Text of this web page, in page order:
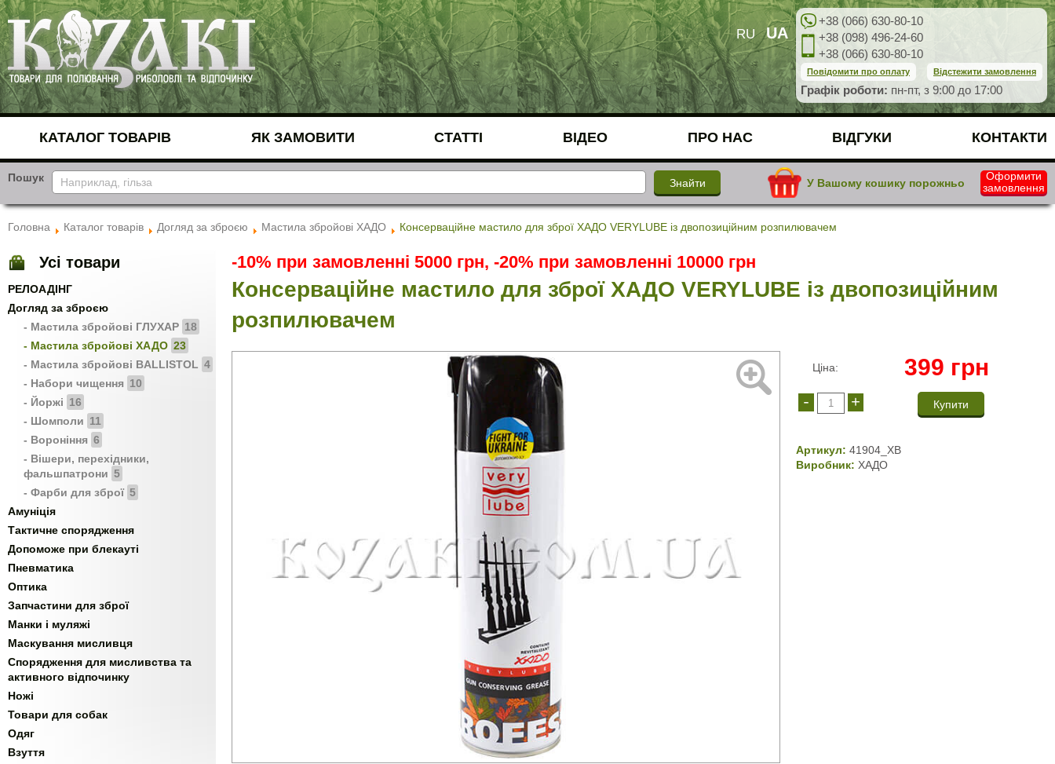
+38 (066) 630-80-10
+38 (098) 496-24-60
+38 (066) 630-80-10
Повідомити про оплату Відстежити замовлення
Графік роботи: пн-пт, з 9:00 до 17:00
RU UA
КАТАЛОГ ТОВАРІВ ЯК ЗАМОВИТИ СТАТТІ ВІДЕО ПРО НАС ВІДГУКИ КОНТАКТИ
У Вашому кошику порожньо
Оформити
замовлення
Пошук
Головна Каталог товарів Догляд за зброєю Мастила збройові ХАДО Консерваційне мастило для зброї ХАДО VERYLUBE із двопозиційним розпилювачем
Усі товари
РЕЛОАДІНГ
Догляд за зброєю
- Мастила збройові ГЛУХАР 18
- Мастила збройові ХАДО 23
- Мастила збройові BALLISTOL 4
- Набори чищення 10
- Йоржі 16
- Шомполи 11
- Вороніння 6
- Вішери, перехідники,
фальшпатрони 5
- Фарби для зброї 5
Амуніція
Тактичне спорядження
Допоможе при блекауті
Пневматика
Оптика
Запчастини для зброї
Манки і муляжі
Маскування мисливця
Спорядження для мисливства та
активного відпочинку
Ножі
Товари для собак
Одяг
Взуття
-10% при замовленні 5000 грн, -20% при замовленні 10000 грн
Консерваційне мастило для зброї ХАДО VERYLUBE із двопозиційним
розпилювачем
Ціна: 399 грн
- +
Артикул: 41904_ХВ
Виробник: ХАДО